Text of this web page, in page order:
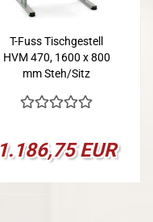
T-Fuss Tischgestell
HVM 470, 1600 x 800
mm Steh/Sitz
1.186,75 EUR